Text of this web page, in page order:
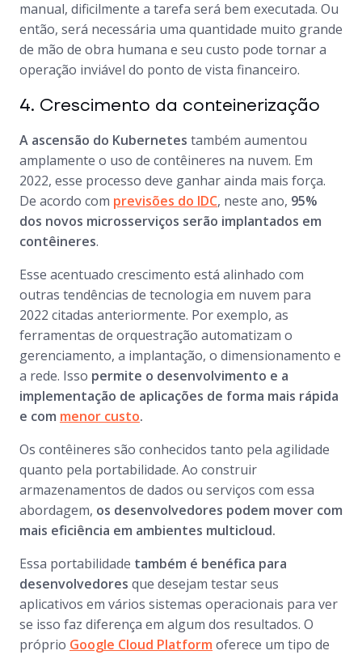
manual, dificilmente a tarefa será bem executada. Ou
então, será necessária uma quantidade muito grande
de mão de obra humana e seu custo pode tornar a
operação inviável do ponto de vista financeiro.
4. Crescimento da conteinerização
A ascensão do Kubernetes também aumentou
amplamente o uso de contêineres na nuvem. Em
2022, esse processo deve ganhar ainda mais força.
De acordo com previsões do IDC, neste ano, 95%
dos novos microsserviços serão implantados em
contêineres.
Esse acentuado crescimento está alinhado com
outras tendências de tecnologia em nuvem para
2022 citadas anteriormente. Por exemplo, as
ferramentas de orquestração automatizam o
gerenciamento, a implantação, o dimensionamento e
a rede. Isso permite o desenvolvimento e a
implementação de aplicações de forma mais rápida
e com menor custo.
Os contêineres são conhecidos tanto pela agilidade
quanto pela portabilidade. Ao construir
armazenamentos de dados ou serviços com essa
abordagem, os desenvolvedores podem mover com
mais eficiência em ambientes multicloud.
Essa portabilidade também é benéfica para
desenvolvedores que desejam testar seus
aplicativos em vários sistemas operacionais para ver
se isso faz diferença em algum dos resultados. O
próprio Google Cloud Platform oferece um tipo de